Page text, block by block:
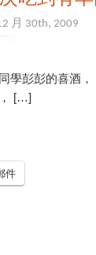
月 30th, 2009
學彭彭的喜酒
[…]
件